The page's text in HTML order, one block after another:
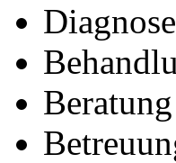
Diagnose
Beratung